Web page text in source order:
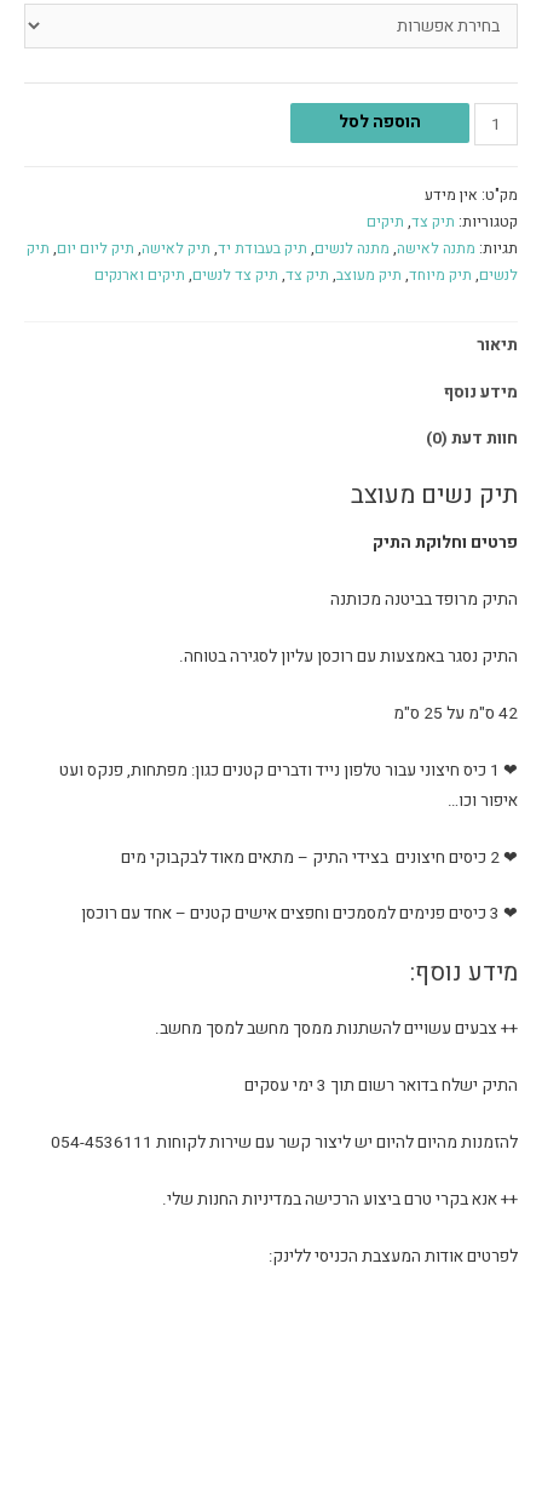
הוספה לסל
מק"ט: אין מידע
קטגוריות: תיק צד, תיקים
תגיות: מתנה לאישה, מתנה לנשים, תיק בעבודת יד, תיק לאישה, תיק ליום יום, תיק
לנשים, תיק מיוחד, תיק מעוצב, תיק צד, תיק צד לנשים, תיקים וארנקים
תיאור
מידע נוסף
חוות דעת (0)
תיק נשים מעוצב
פרטים וחלוקת התיק
התיק מרופד בביטנה מכותנה
התיק נסגר באמצעות עם רוכסן עליון לסגירה בטוחה.
42 ס"מ על 25 ס"מ
❤ 1 כיס חיצוני עבור טלפון נייד ודברים קטנים כגון: מפתחות, פנקס ועט
איפור וכו…
❤ 2 כיסים חיצונים בצידי התיק – מתאים מאוד לבקבוקי מים
❤ 3 כיסים פנימים למסמכים וחפצים אישים קטנים – אחד עם רוכסן
מידע נוסף:
++ צבעים עשויים להשתנות ממסך מחשב למסך מחשב.
התיק ישלח בדואר רשום תוך 3 ימי עסקים
להזמנות מהיום להיום יש ליצור קשר עם שירות לקוחות 054-4536111
++ אנא בקרי טרם ביצוע הרכישה במדיניות החנות שלי.
לפרטים אודות המעצבת הכניסי ללינק: